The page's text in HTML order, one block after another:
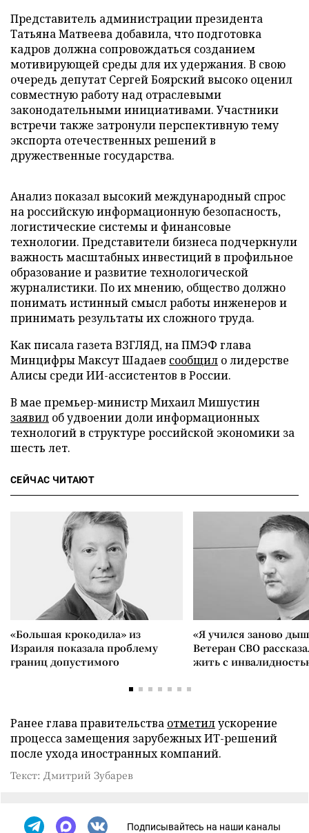
Представитель администрации президента
Татьяна Матвеева добавила, что подготовка
кадров должна сопровождаться созданием
мотивирующей среды для их удержания. В свою
очередь депутат Сергей Боярский высоко оценил
совместную работу над отраслевыми
законодательными инициативами. Участники
встречи также затронули перспективную тему
экспорта отечественных решений в
дружественные государства.
Анализ показал высокий международный спрос
на российскую информационную безопасность,
логистические системы и финансовые
технологии. Представители бизнеса подчеркнули
важность масштабных инвестиций в профильное
образование и развитие технологической
журналистики. По их мнению, общество должно
понимать истинный смысл работы инженеров и
принимать результаты их сложного труда.
Как писала газета ВЗГЛЯД, на ПМЭФ глава
Минцифры Максут Шадаев сообщил о лидерстве
Алисы среди ИИ-ассистентов в России.
В мае премьер-министр Михаил Мишустин
заявил об удвоении доли информационных
технологий в структуре российской экономики за
шесть лет.
СЕЙЧАС ЧИТАЮТ
«Большая крокодила» из
Израиля показала проблему
границ допустимого
«Я учился заново
Ветеран СВО
жить с
Ранее глава правительства отметилускорение
процесса замещения зарубежных ИТ-решений
после ухода иностранных компаний.
Текст: Дмитрий Зубарев
Подписывайтесь на наши каналы